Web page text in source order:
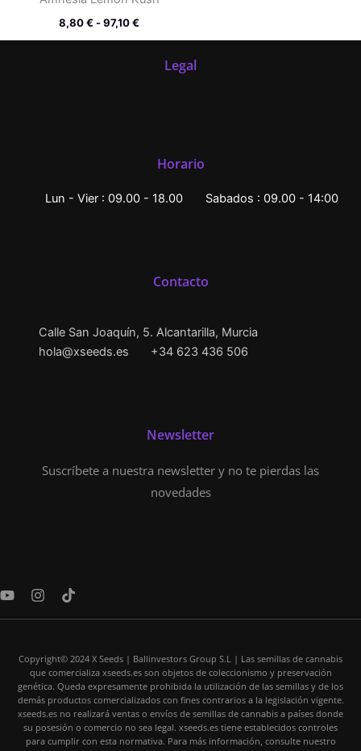
8,80€ - 97,10€
Legal
Horario
Lun - Vier : 09.00 - 18.00 Sabados : 09.00 - 14:00
Contacto
Calle San Joaquín, 5. Alcantarilla, Murcia
hola@xseeds.es
+34 623 436 506
Newsletter
Suscríbete a nuestra newsletter y no te pierdas las
novedades
Y
u
I
s
g
r
a
m
T
k
o
k
Copyright© 2024 X Seeds | Ballinvestors Group S.L | Las semillas de cannabis
que comercializa xseeds.es son objetos de coleccionismo y preservación
genética. Queda expresamente prohibida la utilización de las semillas y de los
demás productos comercializados con fines contrarios a la legislación vigente.
xseeds.es no realizará ventas o envíos de semillas de cannabis a países donde
su posesión o comercio no sea legal. xseeds.es tiene establecidos controles
para cumplir con esta normativa. Para más información, consulte nuestro